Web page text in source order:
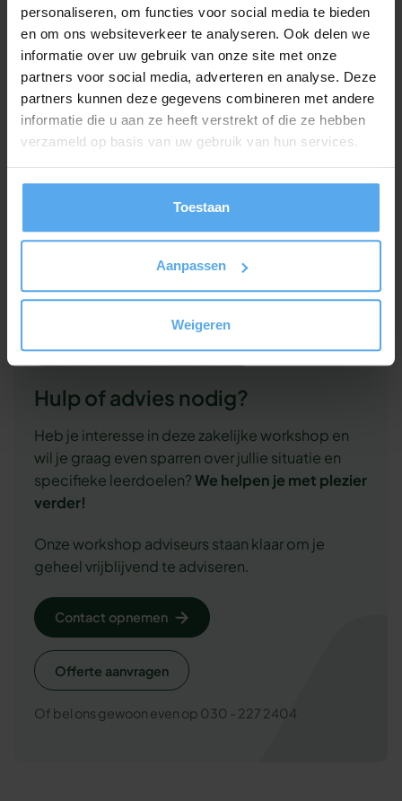
personaliseren, om functies voor social media te bieden
en om ons websiteverkeer te analyseren. Ook delen we
informatie over uw gebruik van onze site met onze
partners voor social media, adverteren en analyse. Deze
partners kunnen deze gegevens combineren met andere
informatie die u aan ze heeft verstrekt of die ze hebben
verzameld op basis van uw gebruik van hun services.
Toestaan
Aanpassen
Weigeren
Ontdek onze workshops
Hulp of advies nodig?
Heb je interesse in deze zakelijke workshop en
wil je graag even sparren over jullie situatie en
specifieke leerdoelen?We helpen je met plezier
verder!
Onze workshop adviseurs staan klaar om je
geheel vrijblijvend te adviseren.
Contact opnemen
Offerte aanvragen
Of bel ons gewoon even op 030 - 227 2404